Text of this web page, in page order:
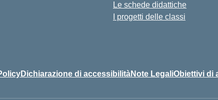
Le schede didattiche
I progetti delle classi
Dichiarazione di accessibilitàNote LegaliObiettivi di